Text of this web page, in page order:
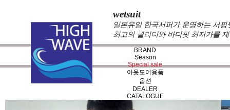
wetsuit
일본유일 한국서퍼가 운영하는 서
최고의 퀄리티와 바디핏 최저가를
BRAND
Season
Special sale
아웃도어용품
옵션
DEALER
CATALOGUE